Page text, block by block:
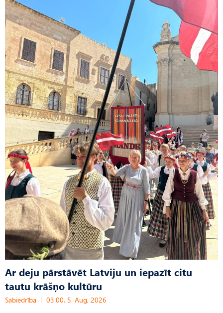
Ar deju pārstāvēt Latviju un iepazīt citu
tautu krāšņo kultūru
Sabiedrība 03:00, 5. Aug, 2026